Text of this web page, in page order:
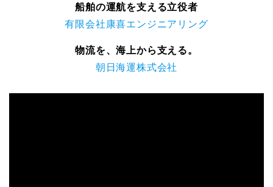
船舶の運航を支える立役者
有限会社康喜エンジニアリング
物流を、海上から支える。
朝日海運株式会社